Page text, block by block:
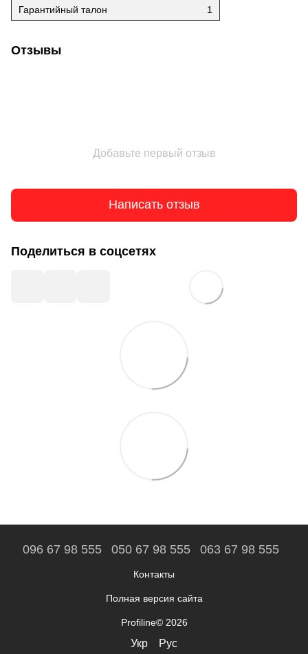
Гарантийный талон
1
Отзывы
Добавьте первый отзыв
Написать отзыв
Поделиться в соцсетях
096 67 98 555 050 67 98 555 063 67 98 555
Контакты
Полная версия сайта
Profiline© 2026
Укр Рус